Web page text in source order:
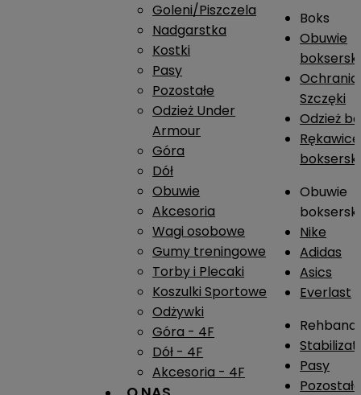
Goleni/Piszczela
Nadgarstka
Kostki
Pasy
Pozostałe
Odzież Under
Armour
Góra
Dół
Obuwie
Akcesoria
Wagi osobowe
Gumy treningowe
Torby i Plecaki
Koszulki Sportowe
Odżywki
Góra - 4F
Dół - 4F
Akcesoria - 4F
Boks
Obuwie
Szczęki
Odzież
Rękawice
Obuwie
Nike
Adidas
Asics
Everlast
Rehband
Pasy